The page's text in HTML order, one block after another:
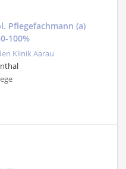
Pflegefachmann (a)
100%
Klinik Aarau